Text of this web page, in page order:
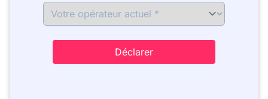
Déclarer